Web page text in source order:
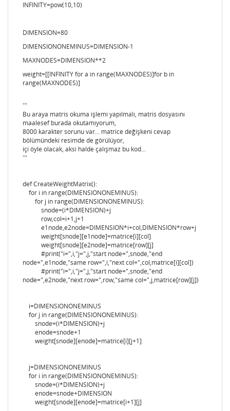
INFINITY=pow(10,10)
DIMENSION=80
DIMENSIONONEMINUS=DIMENSION-1
MAXNODES=DIMENSION**2
weight=[[INFINITY for a in range(MAXNODES)]for b in
range(MAXNODES)]
'''
Bu araya matris okuma işlemi yapılmalı, matris dosyasını
maalesef burada okutamıyorum,
8000 karakter sorunu var... matrice değişkeni cevap
bölümündeki resimde de görülüyor,
içi öyle olacak, aksi halde çalışmaz bu kod...
'''
def CreateWeightMatrix():
for i in range(DIMENSIONONEMINUS):
for j in range(DIMENSIONONEMINUS):
snode=(i*DIMENSION)+j
row,col=i+1,j+1
e1node,e2node=DIMENSION*i+col,DIMENSION*row+j
weight[snode][e1node]=matrice[i][col]
weight[snode][e2node]=matrice[row][j]
#print("i=",i,"j=",j,"start node=",snode,"end
node=",e1node,"same row=",i,"next col=",col,matrice[i][col])
#print("i=",i,"j=",j,"start node=",snode,"end
node=",e2node,"next row=",row,"same col=",j,matrice[row][j])
i=DIMENSIONONEMINUS
for j in range(DIMENSIONONEMINUS):
snode=(i*DIMENSION)+j
enode=snode+1
weight[snode][enode]=matrice[i][j+1]
j=DIMENSIONONEMINUS
for i in range(DIMENSIONONEMINUS):
snode=(i*DIMENSION)+j
enode=snode+DIMENSION
weight[snode][enode]=matrice[i+1][j]